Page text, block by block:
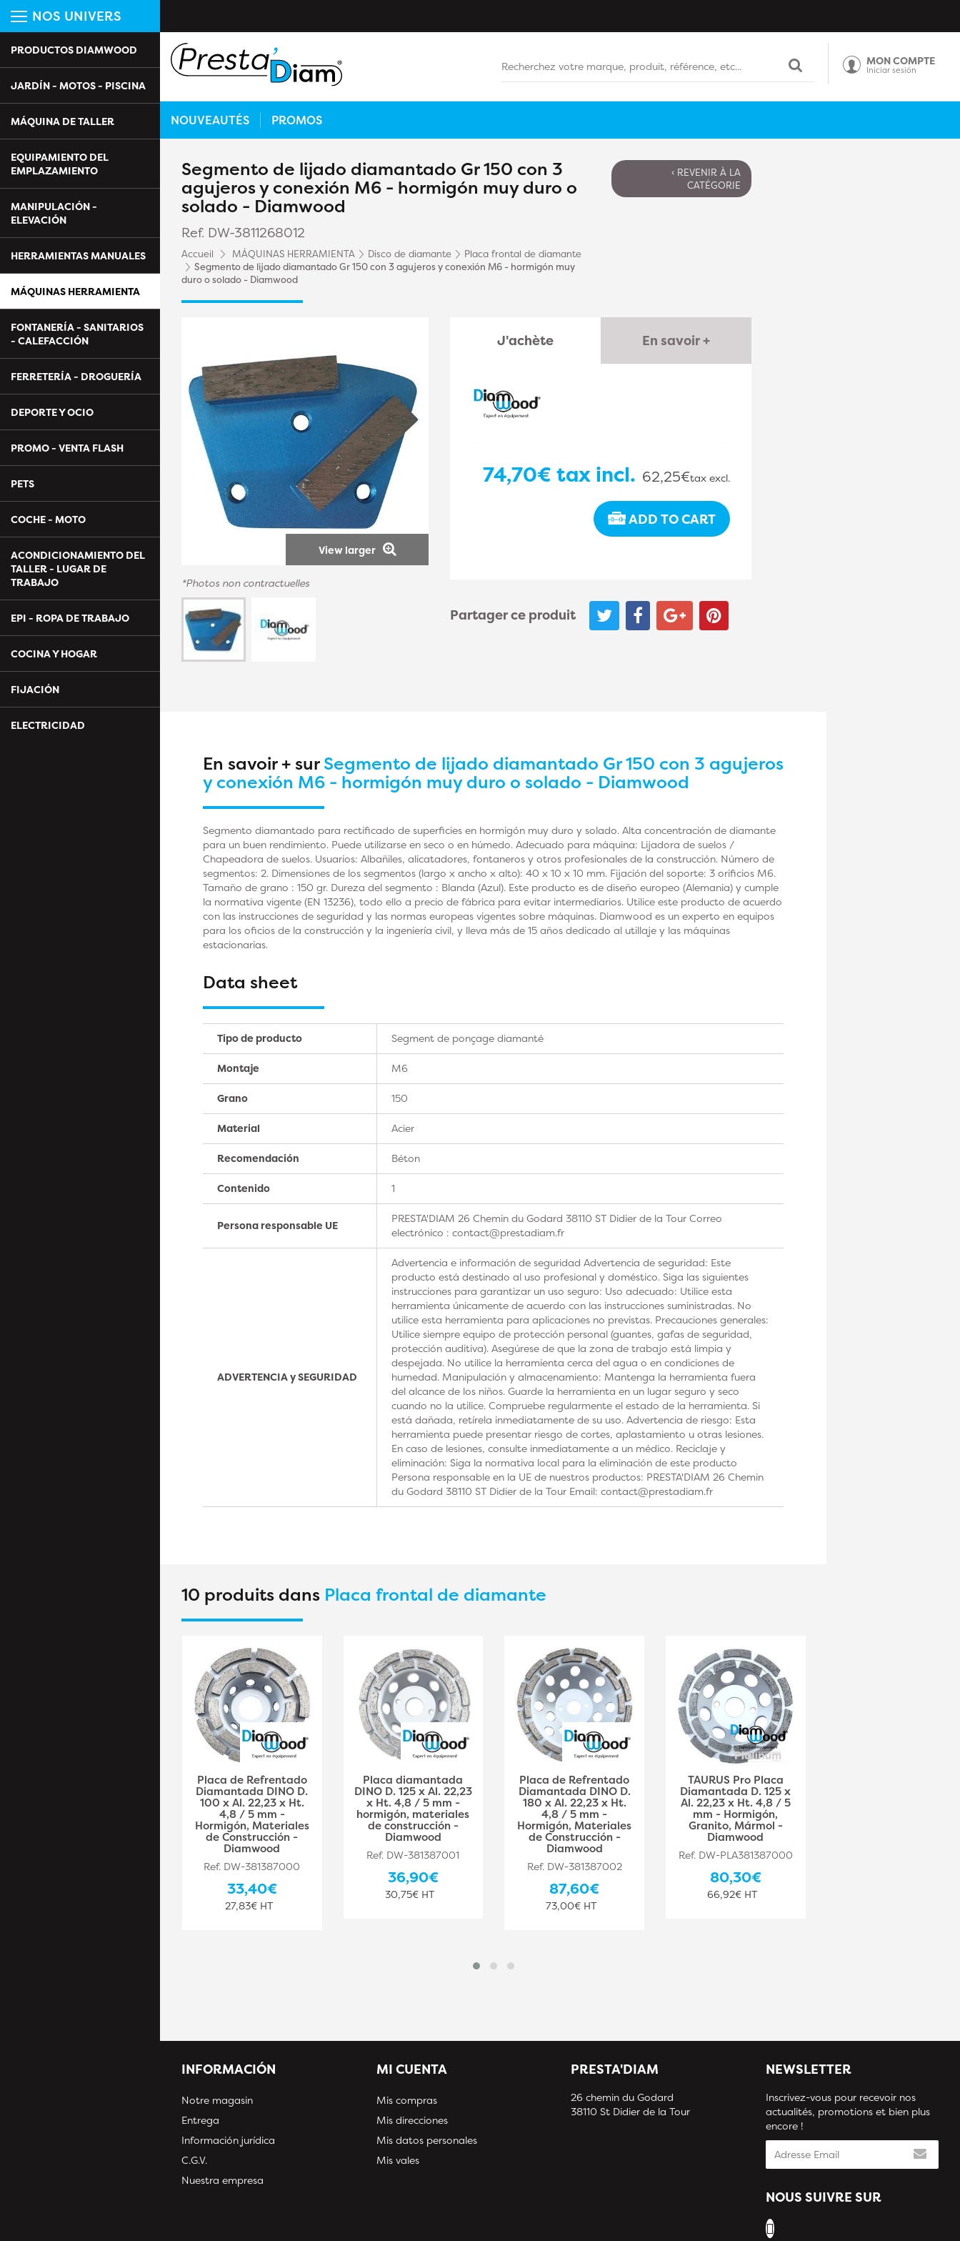
NOS UNIVERS
PRODUCTOS DIAMWOOD
JARDÍN - MOTOS - PISCINA
MÁQUINA DE TALLER
EQUIPAMIENTO DEL
EMPLAZAMIENTO
MANIPULACIÓN -
ELEVACIÓN
HERRAMIENTAS MANUALES
MÁQUINAS HERRAMIENTA
FONTANERÍA - SANITARIOS
- CALEFACCIÓN
FERRETERÍA - DROGUERÍA
DEPORTE Y OCIO
PROMO - VENTA FLASH
PETS
COCHE - MOTO
ACONDICIONAMIENTO DEL
TALLER - LUGAR DE
TRABAJO
EPI - ROPA DE TRABAJO
COCINA Y HOGAR
FIJACIÓN
ELECTRICIDAD
MON COMPTE
Iniciar sesión
NOUVEAUTÉS PROMOS
Segmento de lijado diamantado Gr 150 con 3
agujeros y conexión M6 - hormigón muy duro o
solado - Diamwood
Ref. DW-3811268012
Accueil MÁQUINAS HERRAMIENTA Disco de diamante
Placa frontal de diamante
Segmento de lijado diamantado Gr 150 con 3 agujeros y conexión M6 - hormigón muy
duro o solado - Diamwood
‹ REVENIR À LA
CATÉGORIE
View larger
*Photos non contractuelles
J'achète En savoir +
74,70€ tax incl. 62,25€tax excl.
ADD TO CART
Partager ce produit
En savoir + surSegmento de lijado diamantado Gr 150 con 3 agujeros
y conexión M6 - hormigón muy duro o solado - Diamwood
Segmento diamantado para rectificado de superficies en hormigón muy duro y solado. Alta concentración de diamante
para un buen rendimiento. Puede utilizarse en seco o en húmedo. Adecuado para máquina: Lijadora de suelos /
Chapeadora de suelos. Usuarios: Albañiles, alicatadores, fontaneros y otros profesionales de la construcción. Número de
segmentos: 2. Dimensiones de los segmentos (largo x ancho x alto): 40 x 10 x 10 mm. Fijación del soporte: 3 orificios M6.
Tamaño de grano : 150 gr. Dureza del segmento : Blanda (Azul). Este producto es de diseño europeo (Alemania) y cumple
la normativa vigente (EN 13236), todo ello a precio de fábrica para evitar intermediarios. Utilice este producto de acuerdo
con las instrucciones de seguridad y las normas europeas vigentes sobre máquinas. Diamwood es un experto en equipos
para los oficios de la construcción y la ingeniería civil, y lleva más de 15 años dedicado al utillaje y las máquinas
estacionarias.
Data sheet
Tipo de producto Segment de ponçage diamanté
Montaje M6
Grano 150
Material Acier
Recomendación Béton
Contenido 1
Persona responsable UE
PRESTA'DIAM 26 Chemin du Godard 38110 ST Didier de la Tour Correo
electrónico : contact@prestadiam.fr
ADVERTENCIA y SEGURIDAD
Advertencia e información de seguridad Advertencia de seguridad: Este
producto está destinado al uso profesional y doméstico. Siga las siguientes
instrucciones para garantizar un uso seguro: Uso adecuado: Utilice esta
herramienta únicamente de acuerdo con las instrucciones suministradas. No
utilice esta herramienta para aplicaciones no previstas. Precauciones generales:
Utilice siempre equipo de protección personal (guantes, gafas de seguridad,
protección auditiva). Asegúrese de que la zona de trabajo está limpia y
despejada. No utilice la herramienta cerca del agua o en condiciones de
humedad. Manipulación y almacenamiento: Mantenga la herramienta fuera
del alcance de los niños. Guarde la herramienta en un lugar seguro y seco
cuando no la utilice. Compruebe regularmente el estado de la herramienta. Si
está dañada, retírela inmediatamente de su uso. Advertencia de riesgo: Esta
herramienta puede presentar riesgo de cortes, aplastamiento u otras lesiones.
En caso de lesiones, consulte inmediatamente a un médico. Reciclaje y
eliminación: Siga la normativa local para la eliminación de este producto
Persona responsable en la UE de nuestros productos: PRESTA'DIAM 26 Chemin
du Godard 38110 ST Didier de la Tour Email: contact@prestadiam.fr
10 produits dans Placa frontal de diamante
Placa de Refrentado
Diamantada DINO D.
100 x Al. 22,23 x Ht.
4,8 / 5 mm -
Hormigón, Materiales
de Construcción -
Diamwood
Ref. DW-381387000
33,40€
27,83€ HT
Placa diamantada
DINO D. 125 x Al. 22,23
x Ht. 4,8 / 5 mm -
hormigón, materiales
de construcción -
Diamwood
Ref. DW-381387001
36,90€
30,75€ HT
Placa de Refrentado
Diamantada DINO D.
180 x Al. 22,23 x Ht.
4,8 / 5 mm -
Hormigón, Materiales
de Construcción -
Diamwood
Ref. DW-381387002
87,60€
73,00€ HT
TAURUS Pro Placa
Diamantada D. 125 x
Al. 22,23 x Ht. 4,8 / 5
mm - Hormigón,
Granito, Mármol -
Diamwood
Ref. DW-PLA381387000
80,30€
66,92€ HT
INFORMACIÓN
Notre magasin
Entrega
Información jurídica
C.G.V.
Nuestra empresa
MI CUENTA
Mis compras
Mis direcciones
Mis datos personales
Mis vales
PRESTA'DIAM
26 chemin du Godard
38110 St Didier de la Tour
NEWSLETTER
Inscrivez-vous pour recevoir nos
actualités, promotions et bien plus
encore !
NOUS SUIVRE SUR